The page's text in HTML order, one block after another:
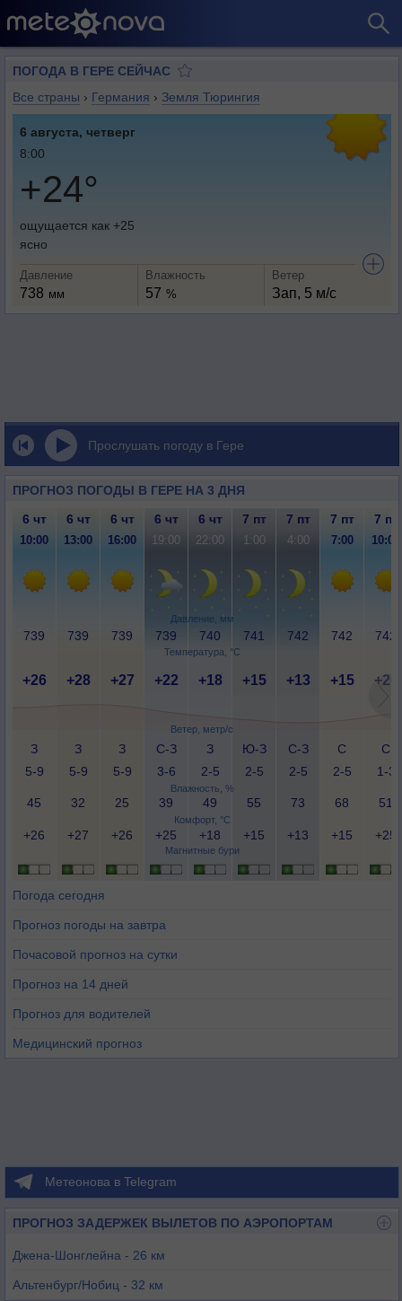
ПОГОДА В ГЕРЕ СЕЙЧАС
Все страны › Германия › Земля Тюрингия
6 августа, четверг
8:00
+24°
ощущается как +25
ясно
Давление
738 мм
Влажность
57 %
Ветер
Зап, 5 м/с
Прослушать погоду в Гере
ПРОГНОЗ ПОГОДЫ В ГЕРЕ НА 3 ДНЯ
Давление, мм
Температура, °C
Ветер, метр/с
Влажность, %
Комфорт, °C
Магнитные бури
6 чт 6 чт 6 чт 6 чт 6 чт 7 пт 7 пт 7 пт 7 пт
10:00 13:00 16:00 19:00 22:00 1:00 4:00 7:00 10:00
739 739 739 739 740 741 742 742 742
+26 +28 +27 +22 +18 +15 +13 +15 +20
З
5-9
З
5-9
З
5-9
С-З
3-6
З
2-5
Ю-З
2-5
С-З
2-5
С
2-5
С
1-3
45 32 25 39 49 55 73 68 51
+26 +27 +26 +25 +18 +15 +13 +15 +25
Погода сегодня
Прогноз погоды на завтра
Почасовой прогноз на сутки
Прогноз на 14 дней
Прогноз для водителей
Медицинский прогноз
Метеонова в Telegram
ПРОГНОЗ ЗАДЕРЖЕК ВЫЛЕТОВ ПО АЭРОПОРТАМ
Джена-Шонглейна - 26 км
Альтенбург/Нобиц - 32 км